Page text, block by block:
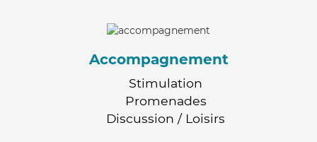
Accompagnement
Stimulation
Promenades
Discussion / Loisirs